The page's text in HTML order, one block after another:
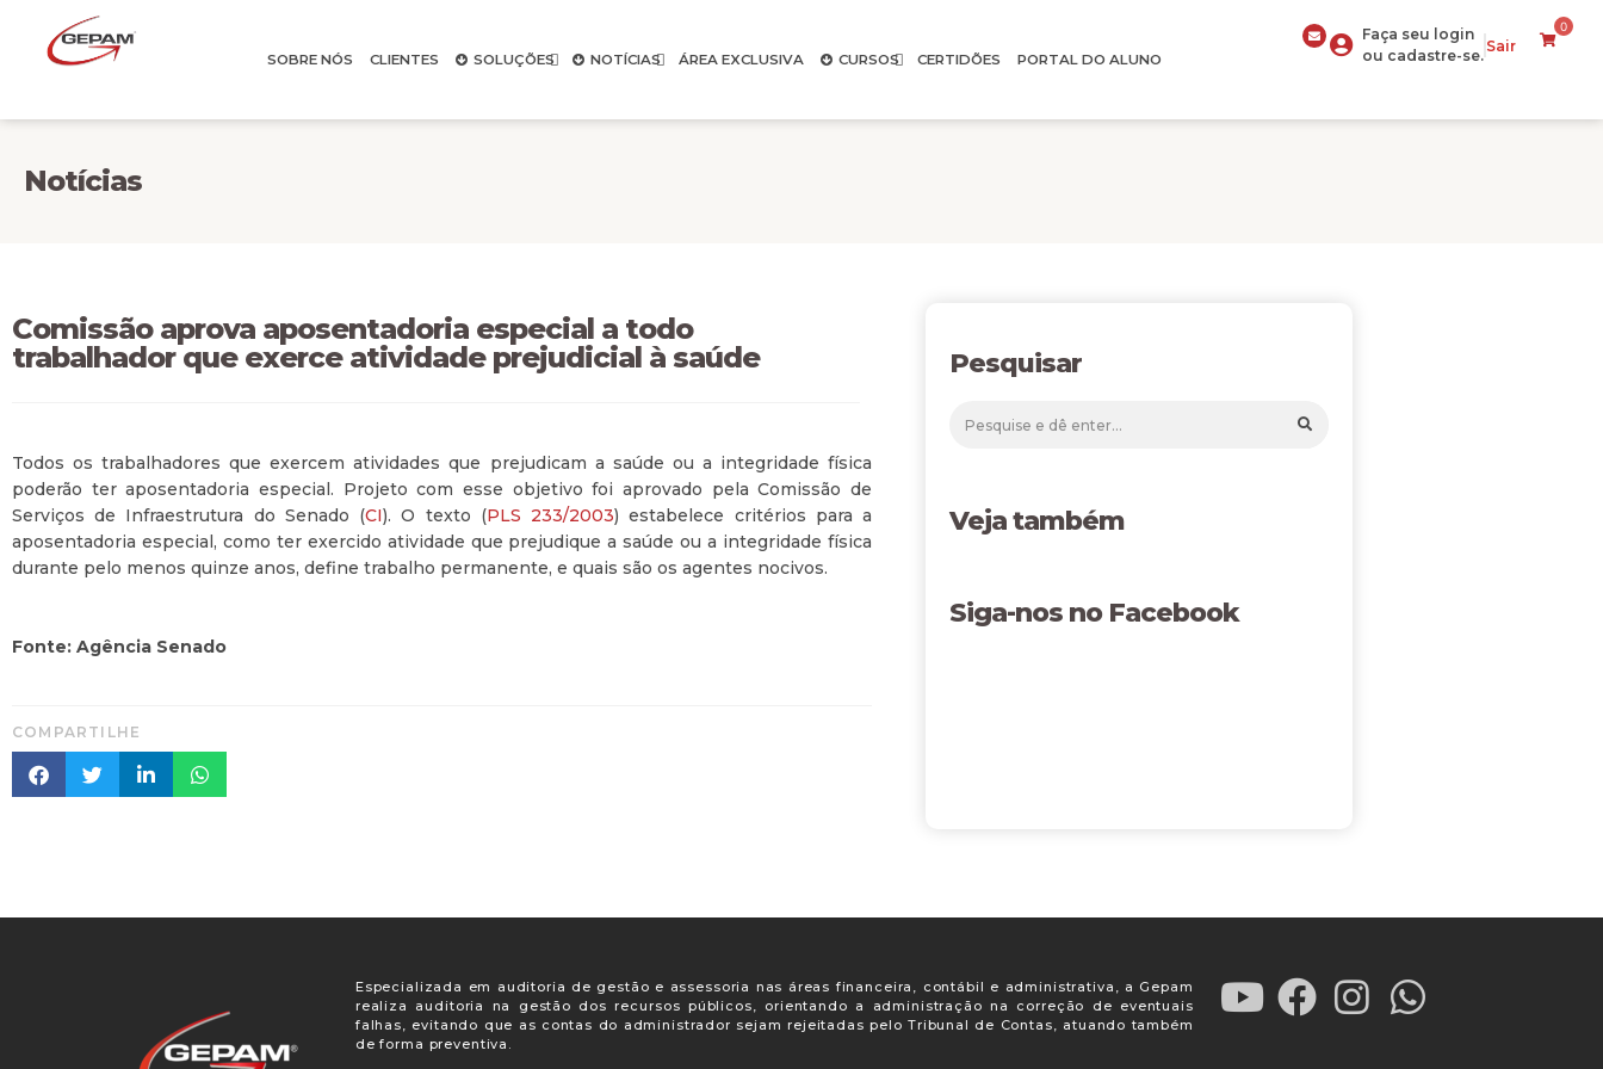
SOBRE NÓS CLIENTES SOLUÇÕES NOTÍCIAS ÁREA EXCLUSIVA CURSOS CERTIDÕES PORTAL DO ALUNO
Faça seu login
ou cadastre-se.
Sair
0
Notícias
Comissão aprova aposentadoria especial a todo
trabalhador que exerce atividade prejudicial à saúde
Todos os trabalhadores que exercem atividades que prejudicam a saúde ou a integridade física
poderão ter aposentadoria especial. Projeto com esse objetivo foi aprovado pela Comissão de
Serviços de Infraestrutura do Senado (CI). O texto (PLS 233/2003) estabelece critérios para a
aposentadoria especial, como ter exercido atividade que prejudique a saúde ou a integridade física
durante pelo menos quinze anos, define trabalho permanente, e quais são os agentes nocivos.
Fonte: Agência Senado
COMPARTILHE
Pesquisar
Veja também
Siga-nos no Facebook
Especializada em auditoria de gestão e assessoria nas áreas financeira, contábil e administrativa, a Gepam
realiza auditoria na gestão dos recursos públicos, orientando a administração na correção de eventuais
falhas, evitando que as contas do administrador sejam rejeitadas pelo Tribunal de Contas, atuando também
de forma preventiva.